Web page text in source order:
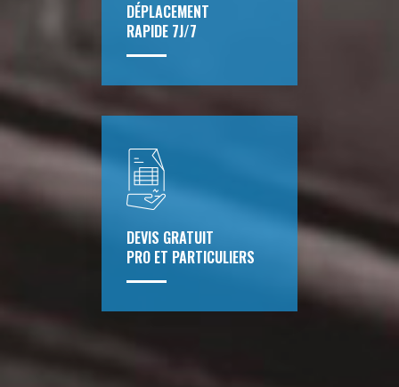
DÉPLACEMENT
RAPIDE 7J/7
DEVIS GRATUIT
PRO ET PARTICULIERS